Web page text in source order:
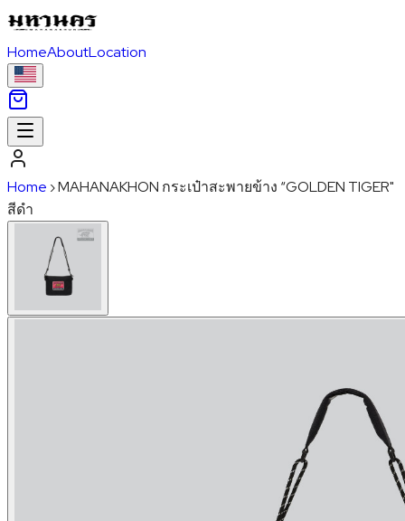
HomeAboutLocation
Home ›MAHANAKHON กระเป๋าสะพายข้าง “GOLDEN TIGER"
สีดำ